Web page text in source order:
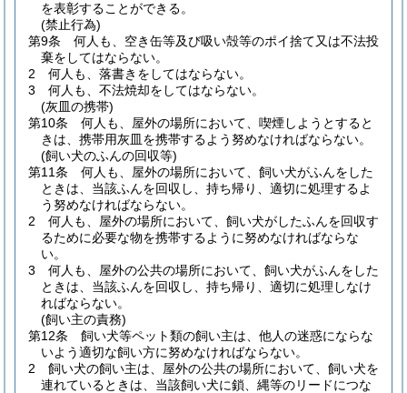
を表彰することができる。
(禁止行為)
第9条
何人も、空き缶等及び吸い殻等のポイ捨て又は不法投
棄をしてはならない。
2
何人も、落書きをしてはならない。
3
何人も、不法焼却をしてはならない。
(灰皿の携帯)
第10条
何人も、屋外の場所において、喫煙しようとすると
きは、携帯用灰皿を携帯するよう努めなければならない。
(飼い犬のふんの回収等)
第11条
何人も、屋外の場所において、飼い犬がふんをした
ときは、当該ふんを回収し、持ち帰り、適切に処理するよ
う努めなければならない。
2
何人も、屋外の場所において、飼い犬がしたふんを回収す
るために必要な物を携帯するように努めなければならな
い。
3
何人も、屋外の公共の場所において、飼い犬がふんをした
ときは、当該ふんを回収し、持ち帰り、適切に処理しなけ
ればならない。
(飼い主の責務)
第12条
飼い犬等ペット類の飼い主は、他人の迷惑にならな
いよう適切な飼い方に努めなければならない。
2
飼い犬の飼い主は、屋外の公共の場所において、飼い犬を
連れているときは、当該飼い犬に鎖、縄等のリードにつな